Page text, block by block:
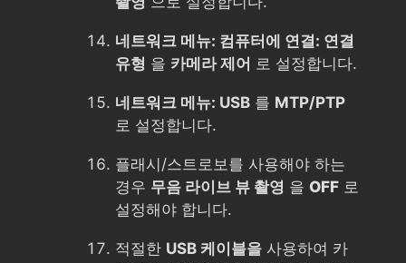
네트워크 메뉴: 컴퓨터에 연결: 연결
유형 을 카메라 제어 로 설정합니다.
네트워크 메뉴: USB 를 MTP/PTP
로 설정합니다.
플래시/스트로보를 사용해야 하는
경우 무음 라이브 뷰 촬영 을 OFF 로
설정해야 합니다.
적절한 USB 케이블을 사용하여 카